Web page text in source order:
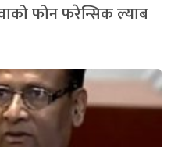
फोन फरेन्सिक ल्याब